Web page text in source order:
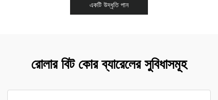
একটি উদ্ধৃতি পান
রোলার বিট কোর ব্যারেলের সুবিধাসমূহ